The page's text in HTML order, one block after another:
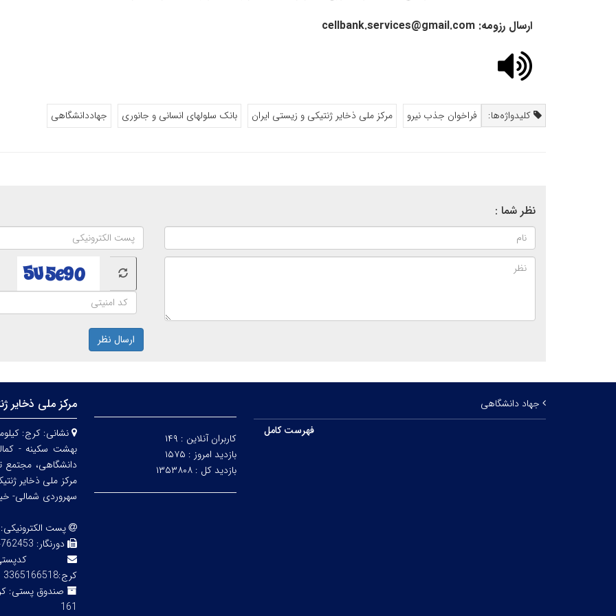
ارسال رزومه:
cellbank.services@gmail.com
کلیدواژه‌ها: فراخوان جذب نیرو مرکز ملی ذخایر ژنتیکی و زیستی ایران بانک سلولهای انسانی و جانوری جهاددانشگاهی
نظر شما :
ارسال نظر
جهاد دانشگاهی
فهرست کامل
کاربران آنلاین : ۱۴۹
بازدید امروز : ۱۵۷۵
بازدید کل : ۱۳۵۳۸۰۸
مرکز ملی ذخایر
نشانی:
بهشت سکینه -
دانشگاهی، مجتمع
مرکز ملی ذخایر
سهروردی شمالی-
پست الکترونیکی:
دورنگار: 02143855754
کرج:3365166518
صندوق پستی:
161